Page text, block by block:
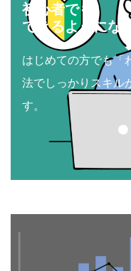
初心者でも
できるようにな
はじめての方でも「
法でしっかりスキル
す。